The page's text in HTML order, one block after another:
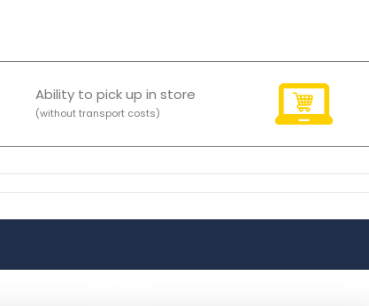
Ability to pick up in store
(without transport costs)